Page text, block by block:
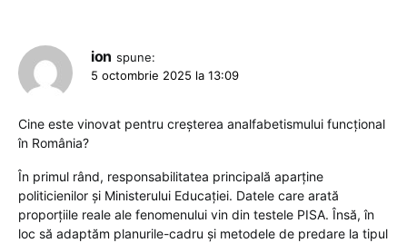
ion spune:
5 octombrie 2025 la 13:09
Cine este vinovat pentru creșterea analfabetismului funcțional
în România?
În primul rând, responsabilitatea principală aparține
politicienilor și Ministerului Educației. Datele care arată
proporțiile reale ale fenomenului vin din testele PISA. Însă, în
loc să adaptăm planurile-cadru și metodele de predare la tipul